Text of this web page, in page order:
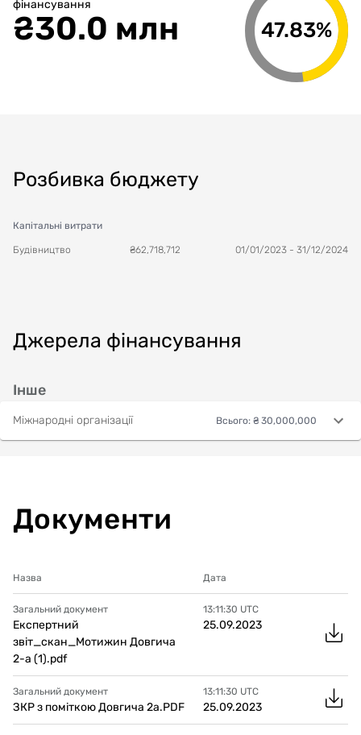
фінансування
₴30.0 млн 47.83%
Розбивка бюджету
Капітальні витрати
Будівництво ₴62,718,712 01/01/2023 - 31/12/2024
Джерела фінансування
Інше
Міжнародні організації Всього: ₴ 30,000,000
Документи
Назва Дата
Загальний документ
Експертний
звіт_скан_Мотижин Довгича
2-а (1).pdf
13:11:30 UTC
25.09.2023
Загальний документ
ЗКР з поміткою Довгича 2а.PDF
13:11:30 UTC
25.09.2023